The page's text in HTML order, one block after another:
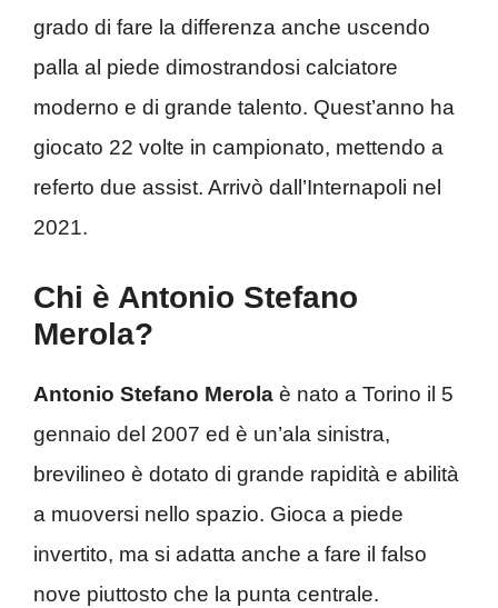
grado di fare la differenza anche uscendo
palla al piede dimostrandosi calciatore
moderno e di grande talento. Quest’anno ha
giocato 22 volte in campionato, mettendo a
referto due assist. Arrivò dall’Internapoli nel
2021.
Chi è Antonio Stefano
Merola?
Antonio Stefano Merola è nato a Torino il 5
gennaio del 2007 ed è un’ala sinistra,
brevilineo è dotato di grande rapidità e abilità
a muoversi nello spazio. Gioca a piede
invertito, ma si adatta anche a fare il falso
nove piuttosto che la punta centrale.